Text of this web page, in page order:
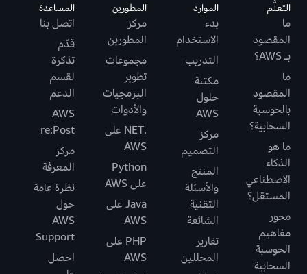
التعلُّم
ما
المقصود
بـ AWS؟
ما
المقصود
بالحوسبة
السحابية؟
ما هو
الذكاء
الاصطناعي
المستقل؟
محور
مفاهيم
الحوسبة
السحابية
الموارد
بدء
الاستخدام
التدريب
مكتبة
حلول
AWS
مركز
التصميم
المنتج
والأسئلة
التقنية
الشائعة
تقارير
المحللين
المطورين
مركز
المطورين
مجموعات
تطوير
البرمجيات
والأدوات
.NET على
AWS
Python
على AWS
Java على
AWS
PHP على
AWS
المساعدة
اتصل بنا
قدّم
تذكرة
لقسم
الدعم
AWS
re:Post
مركز
المعرفة
نظرة عامة
حول
AWS
Support
احصل